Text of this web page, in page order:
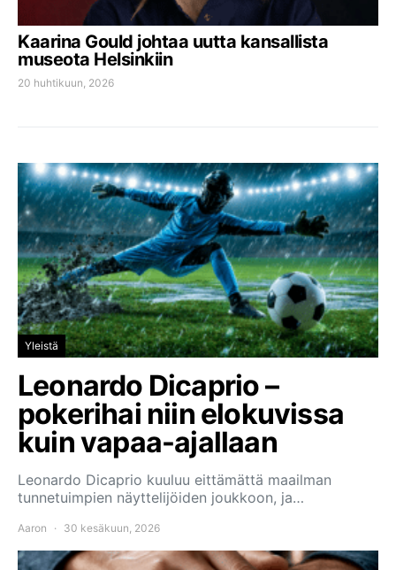
Kaarina Gould johtaa uutta kansallista
museota Helsinkiin
20 huhtikuun, 2026
Yleistä
Leonardo Dicaprio –
pokerihai niin elokuvissa
kuin vapaa-ajallaan
Leonardo Dicaprio kuuluu eittämättä maailman
tunnetuimpien näyttelijöiden joukkoon, ja…
Aaron 30 kesäkuun, 2026